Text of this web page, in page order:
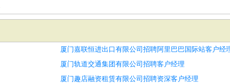
厦门嘉联恒进出口有限公司招聘阿里巴巴国际站客户经
厦门轨道交通集团有限公司招聘客户经理
厦门趣店融资租赁有限公司招聘资深客户经理